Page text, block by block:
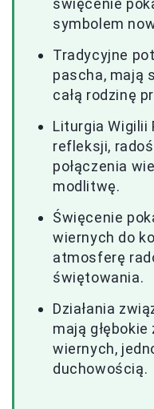
święcenie
symbolem
Tradycyjne
pascha, mają
całą rodzinę
Liturgia Wigilii
refleksji,
połączenia
modlitwę.
Święcenie
wiernych do
atmosferę
świętowania.
Działania
mają
wiernych,
duchowością.